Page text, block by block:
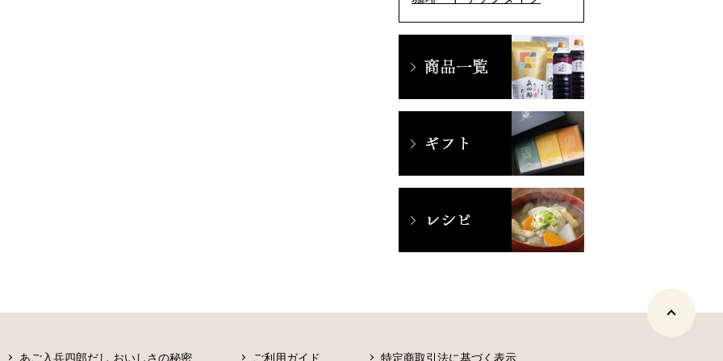
あご入兵四郎だし おいしさの秘密 ご利用ガイド 特定商取引法に基づく表示